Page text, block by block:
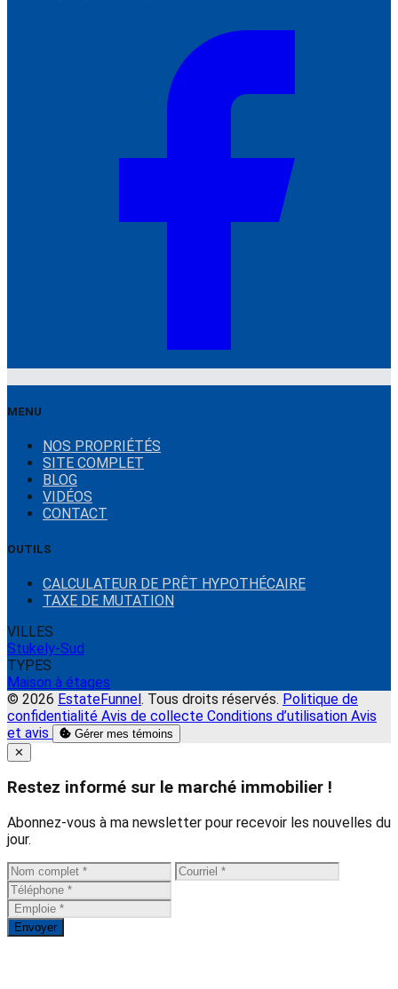
MENU
NOS PROPRIÉTÉS
SITE COMPLET
BLOG
VIDÉOS
CONTACT
OUTILS
CALCULATEUR DE PRÊT HYPOTHÉCAIRE
TAXE DE MUTATION
VILLES
Stukely-Sud
TYPES
Maison à étages
© 2026 EstateFunnel. Tous droits réservés. Politique de
confidentialité Avis de collecte Conditions d’utilisation Avis
et avis
Gérer mes témoins
Close
✕
Restez informé sur le marché immobilier !
Abonnez-vous à ma newsletter pour recevoir les nouvelles du
jour.
Envoyer